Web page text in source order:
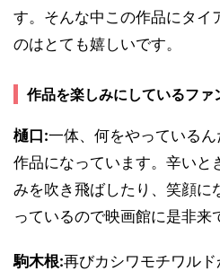
す。そんな中この作品にタイ
のはとても嬉しいです。
作品を楽しみにしているファ
樋口:一体、何をやっている
作品になっています。辛いと
みを吹き飛ばしたり、笑顔に
っているので映画館に是非来
駒木根:再びカシワモチワル